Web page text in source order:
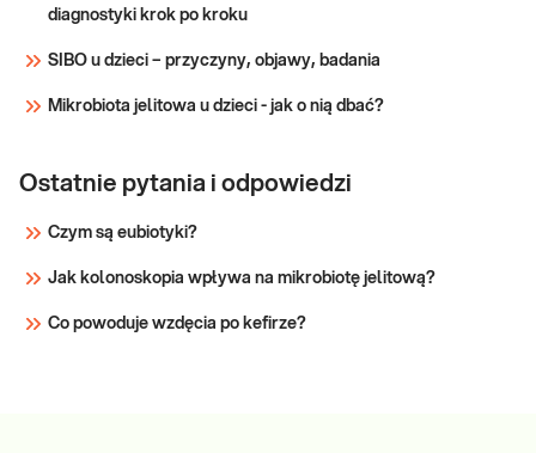
diagnostyki krok po kroku
SIBO u dzieci – przyczyny, objawy, badania
Mikrobiota jelitowa u dzieci - jak o nią dbać?
Ostatnie pytania i odpowiedzi
Czym są eubiotyki?
Jak kolonoskopia wpływa na mikrobiotę jelitową?
Co powoduje wzdęcia po kefirze?